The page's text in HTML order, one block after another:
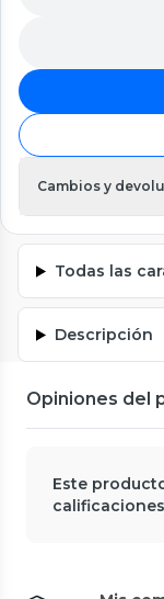
Cambios y
Todas las
Descripción
Opiniones del
Este
calificaciones